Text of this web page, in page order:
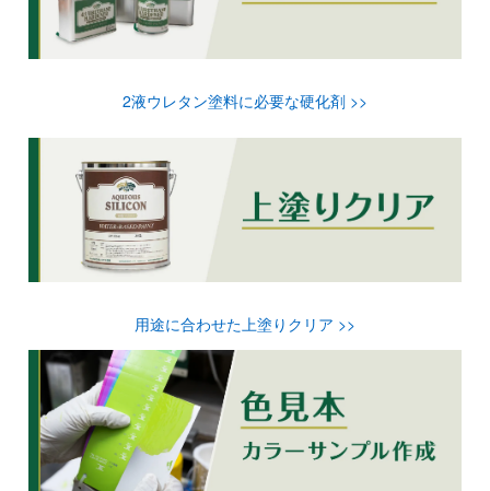
2液ウレタン塗料に必要な硬化剤 >>
用途に合わせた上塗りクリア >>